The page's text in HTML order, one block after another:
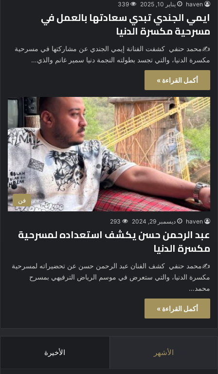
haven يناير 10, 2025 339
ايمي الجندي تبدي سعادتها بالعمل في
مسرحية مكسرة الدنيا
✍️محمد حنفي كشفت الفنانة إيمي الجندي عن مشاركتها في مسرحية
مكسرة الدنيا، والتي تجسد بطولته النجمة دنيا سمير غانم والذي…
أكمل القراءة »
فن
haven ديسمبر 29, 2024 293
عبد الرحمن حسن يكشف استعداده لمسرحية
مكسرة الدنيا
✍️محمد حنفي كشف الفنان عبد الرحمن حسن عن تحضيراته لمسرحية
مكسرة الدنيا، والتي ستعرض في موسم الرياض الترفيهي بمسرح
محمد…
أكمل القراءة »
الأشهر الأخيرة